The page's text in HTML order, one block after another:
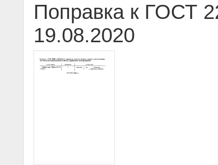
Поправка к ГОСТ
19.08.2020